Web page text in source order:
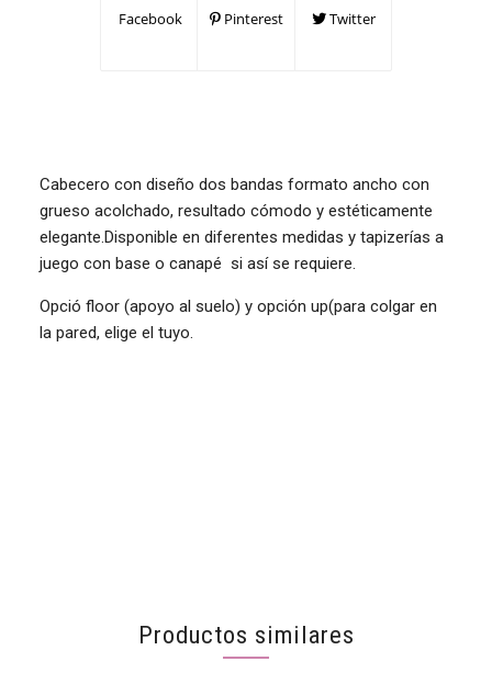
Facebook Pinterest Twitter
Cabecero con diseño dos bandas formato ancho con
grueso acolchado, resultado cómodo y estéticamente
elegante.Disponible en diferentes medidas y tapizerías a
juego con base o canapé si así se requiere.
Opció floor (apoyo al suelo) y opción up(para colgar en
la pared, elige el tuyo.
Productos similares